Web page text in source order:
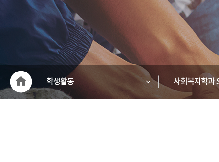
My Life!
부산디지
털대학교
학생활동 사회복지학과